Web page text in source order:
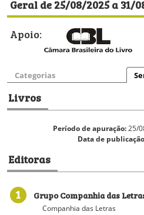
Geral de 25/08/2025 a 31/
Apoio:
Categorias
Livros
Período de apuração:25/
Data de
Editoras
1 Grupo Companhia das
Companhia das Letras